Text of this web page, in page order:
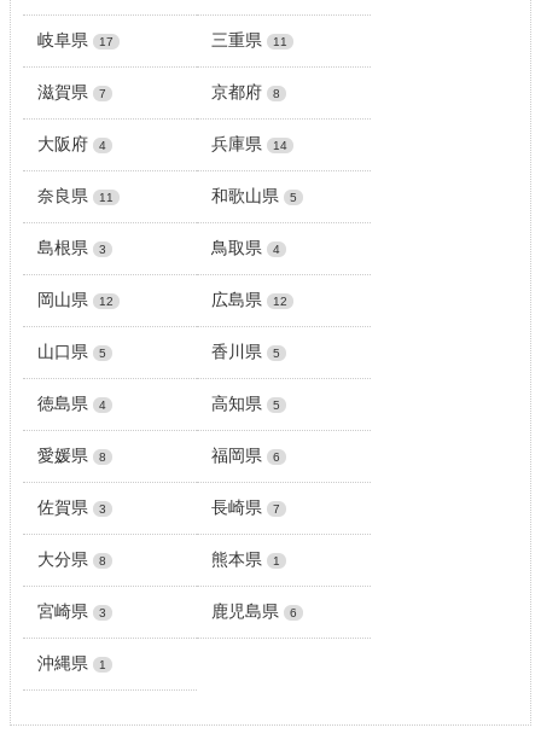
岐阜県 17 三重県 11
滋賀県 7 京都府 8
大阪府 4 兵庫県 14
奈良県 11 和歌山県 5
島根県 3 鳥取県 4
岡山県 12 広島県 12
山口県 5 香川県 5
徳島県 4 高知県 5
愛媛県 8 福岡県 6
佐賀県 3 長崎県 7
大分県 8 熊本県 1
宮崎県 3 鹿児島県 6
沖縄県 1